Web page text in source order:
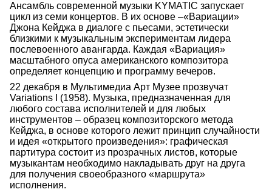
Ансамбль современной музыки KYMATIC запускает
цикл из семи концертов. В их основе –«Вариации»
Джона Кейджа в диалоге с пьесами, эстетически
близкими к музыкальным экспериментам лидера
послевоенного авангарда. Каждая «Вариация»
масштабного опуса американского композитора
определяет концепцию и программу вечеров.
22 декабря в Мультимедиа Арт Музее прозвучат
Variations I (1958). Музыка, предназначенная для
любого состава исполнителей и для любых
инструментов – образец композиторского метода
Кейджа, в основе которого лежит принцип случайности
и идея «открытого произведения»: графическая
партитура состоит из прозрачных листов, которые
музыкантам необходимо накладывать друг на друга
для получения своеобразного «маршрута»
исполнения.